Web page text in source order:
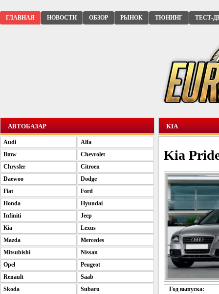
ГЛАВНАЯ НОВОСТИ ОБЗОР РЫНОК ТЮНИНГ ТЕСТ-
KIA
Kia
Год выпуска:
АВТОБАЗАР
Audi
Alfa
Bmw
Chevrolet
Chrysler
Citroen
Daewoo
Dodge
Fiat
Ford
Honda
Hyundai
Infiniti
Jeep
Kia
Lexus
Mazda
Mercedes
Mitsubishi
Nissan
Opel
Peugeot
Renault
Saab
Skoda
Subaru